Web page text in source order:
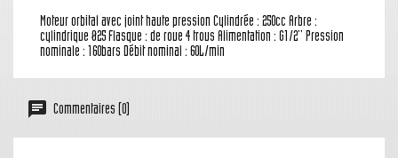
Moteur orbital avec joint haute pression Cylindrée : 250cc Arbre :
cylindrique Ø25 Flasque : de roue 4 trous Alimentation : G1/2'' Pression
nominale : 160bars Débit nominal : 60L/min
Commentaires (0)